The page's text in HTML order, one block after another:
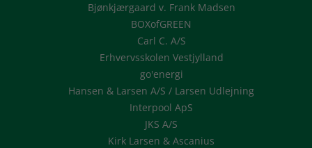
Bjønkjærgaard v. Frank Madsen
BOXofGREEN
Carl C. A/S
Erhvervsskolen Vestjylland
go'energi
Hansen & Larsen A/S / Larsen Udlejning
Interpool ApS
JKS A/S
Kirk Larsen & Ascanius